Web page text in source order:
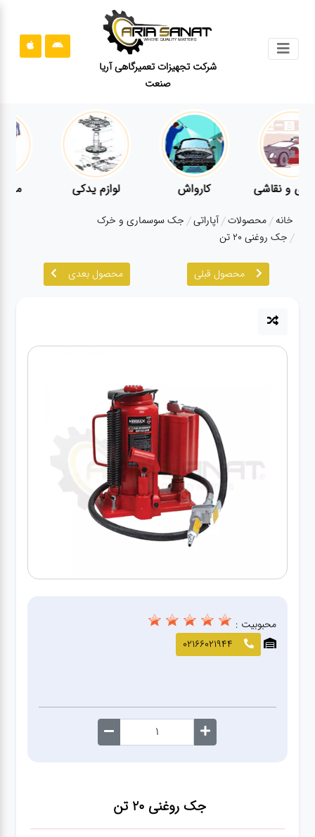
شرکت تجهیزات تعمیرگاهی آریا
صنعت
قوانین
سایت
ارتباط
باما
درباره
ما
آپاراتی
دیاگ
صافکاری
و نقاشی
کارواش
فنی
کارواش لوازم یدکی معاینه فنی
خانه محصولات آپاراتی جک سوسماری و خرک
جک روغنی ۲۰ تن
محصول قبلی محصول بعدی
جک روغنی ۲۰ تن
محبوبیت :
02166021944